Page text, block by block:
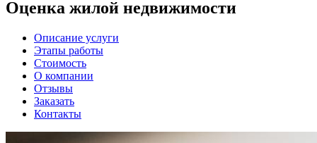
Оценка жилой недвижимости
Описание услуги
Этапы работы
Стоимость
О компании
Отзывы
Заказать
Контакты